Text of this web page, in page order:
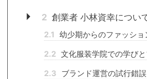
2 創業者 小林資幸につい
2.1 幼少期からのファッショ
2.2 文化服装学院での学び
2.3 ブランド運営の試行錯